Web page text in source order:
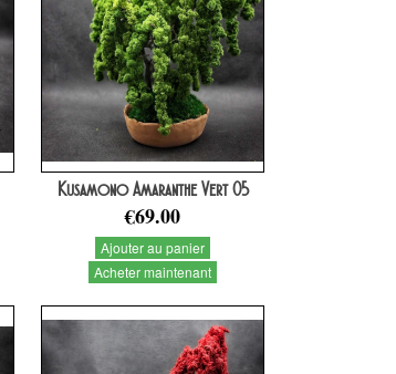
Kusamono Amaranthe Vert 05
€69.00
Ajouter au panier
Acheter maintenant